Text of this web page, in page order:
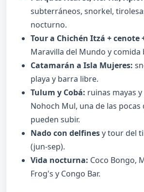
subterráneos, snorkel,
nocturno.
Tour a Chichén Itzá + cenote
Maravilla del Mundo y comida
Catamarán a Isla Mujeres:
playa y barra libre.
Tulum y Cobá: ruinas mayas
Nohoch Mul, una de las pocas
pueden subir.
Nado con delfinesy tour del
(jun-sep).
Vida nocturna: Coco Bongo,
Frog's y Congo Bar.